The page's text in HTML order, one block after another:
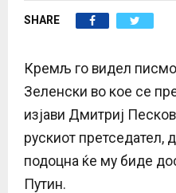
E
N
U
SHARE
Кремљ го видел
Зеленски во кое се
изјави Дмитриј
рускиот претседател,
подоцна ќе му биде
Путин.